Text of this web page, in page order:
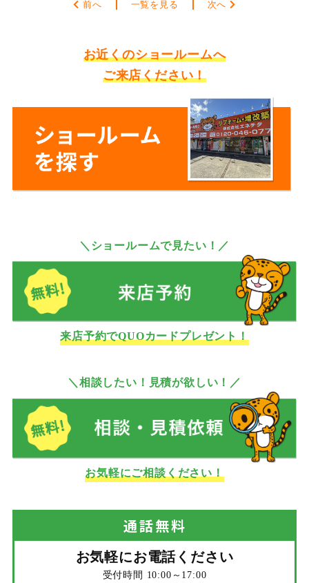
前へ 一覧を見る 次へ
お近くのショールームへ
ご来店ください！
＼ショールームで見たい！／
来店予約でQUOカードプレゼント！
＼相談したい！見積が欲しい！／
お気軽にご相談ください！
通話無料
お気軽にお電話ください
受付時間 10:00～17:00